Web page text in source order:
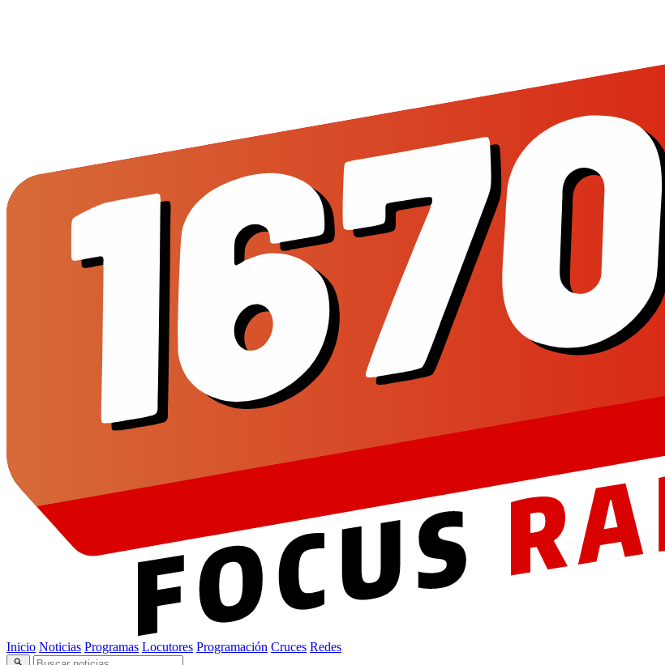
Inicio Noticias Programas Locutores Programación Cruces Redes